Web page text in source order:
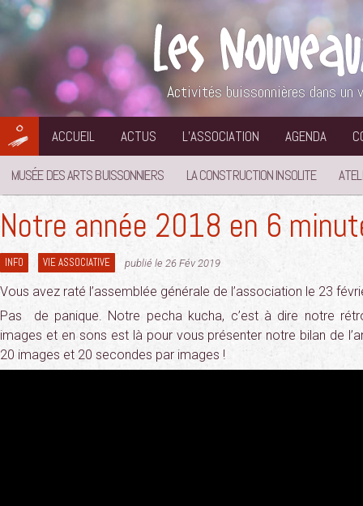
Aller
au
contenu
Activités buissonnières dans
ACCUEIL ACTUS L’ASSOCIATION AGENDA
MUSÉE DES ARTS BUISSONNIERS LA CONSTRUCTION INSOLITE
Notre année 2018 en 6
INFO VIE ASSOCIATIVE publié le 26 Fév 2019
Vous avez raté l’assemblée générale de l’association le 23
Pas de panique. Notre pecha kucha, c’est à dire notre
images et en sons est là pour vous présenter notre bilan de
20 images et 20 secondes par images !